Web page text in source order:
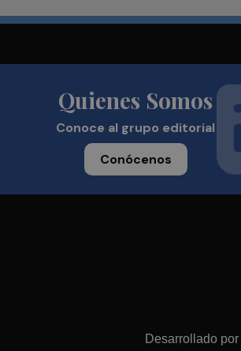
Quienes Somos
Conoce al grupo editorial
Conócenos
Desarrollado por